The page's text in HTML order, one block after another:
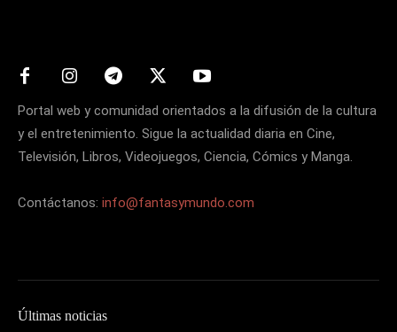
Portal web y comunidad orientados a la difusión de la cultura
y el entretenimiento. Sigue la actualidad diaria en Cine,
Televisión, Libros, Videojuegos, Ciencia, Cómics y Manga.
Contáctanos: info@fantasymundo.com
Últimas noticias